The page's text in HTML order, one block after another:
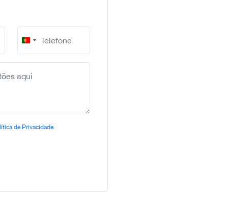
Portugal
+351
de Privacidade